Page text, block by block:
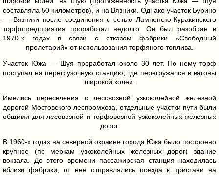
составляла 50 километров), и на Вязники. Однако участок Бурино
— Вязники после соединения с сетью Ламненско-Куракинского
торфопредприятия проработал недолго. Он был разобран в
1970-х годах в связи с отказом фабрики «Свободный
пролетарий» от использования торфяного топлива.
Участок Южа — Шуя проработал около 30 лет. По нему торф
поступал на перегрузочную станцию, где перегружался в вагоны
широкой колеи.
Имелись пересечения с лесовозной узкоколейной железной
дорогой Мостовского леспромхоза, отдельные участки пути были
общими для лесовозной и торфовозной узкоколейных железных
дорог.
В 1960-х годах на северной окраине города Южа было построено
крупное (по меркам узкоколейных железных дорог) здание
вокзала. До этого времени пассажирская станция находилась
вблизи фабрики, от неё отправлялись поезда к пристани на